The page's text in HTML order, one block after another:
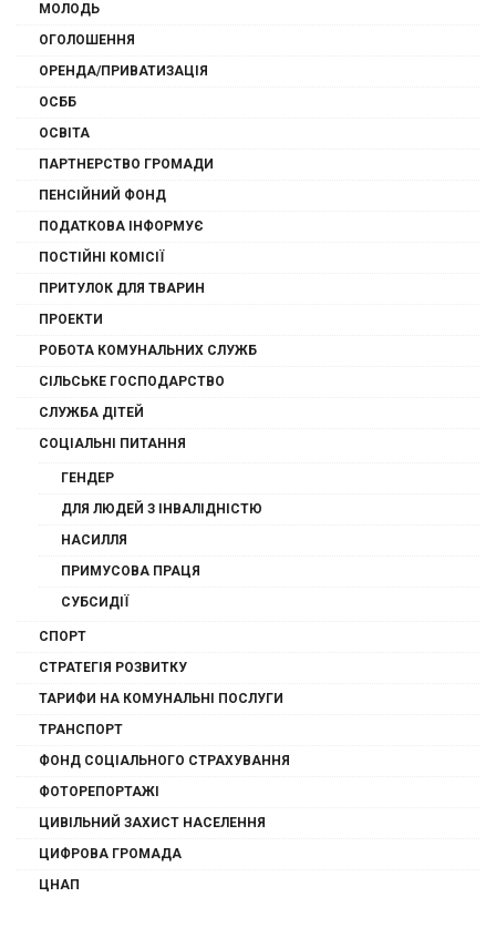
МОЛОДЬ
ОГОЛОШЕННЯ
ОРЕНДА/ПРИВАТИЗАЦІЯ
ОСББ
ОСВІТА
ПАРТНЕРСТВО ГРОМАДИ
ПЕНСІЙНИЙ ФОНД
ПОДАТКОВА ІНФОРМУЄ
ПОСТІЙНІ КОМІСІЇ
ПРИТУЛОК ДЛЯ ТВАРИН
ПРОЕКТИ
РОБОТА КОМУНАЛЬНИХ СЛУЖБ
СІЛЬСЬКЕ ГОСПОДАРСТВО
СЛУЖБА ДІТЕЙ
СОЦІАЛЬНІ ПИТАННЯ
ГЕНДЕР
ДЛЯ ЛЮДЕЙ З ІНВАЛІДНІСТЮ
НАСИЛЛЯ
ПРИМУСОВА ПРАЦЯ
СУБСИДІЇ
СПОРТ
СТРАТЕГІЯ РОЗВИТКУ
ТАРИФИ НА КОМУНАЛЬНІ ПОСЛУГИ
ТРАНСПОРТ
ФОНД СОЦІАЛЬНОГО СТРАХУВАННЯ
ФОТОРЕПОРТАЖІ
ЦИВІЛЬНИЙ ЗАХИСТ НАСЕЛЕННЯ
ЦИФРОВА ГРОМАДА
ЦНАП